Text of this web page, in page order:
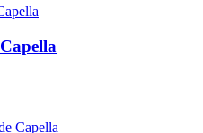
Capella